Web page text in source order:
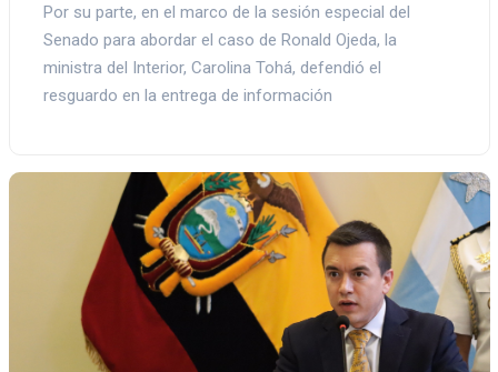
Por su parte, en el marco de la sesión especial del
Senado para abordar el caso de Ronald Ojeda, la
ministra del Interior, Carolina Tohá, defendió el
resguardo en la entrega de información